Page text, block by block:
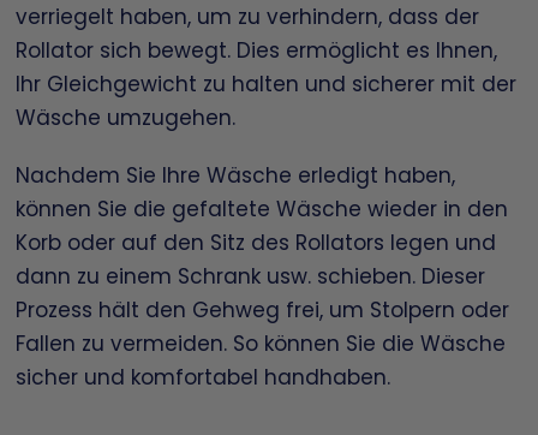
verriegelt haben, um zu verhindern, dass der
Rollator sich bewegt. Dies ermöglicht es Ihnen,
Ihr Gleichgewicht zu halten und sicherer mit der
Wäsche umzugehen.
Nachdem Sie Ihre Wäsche erledigt haben,
können Sie die gefaltete Wäsche wieder in den
Korb oder auf den Sitz des Rollators legen und
dann zu einem Schrank usw. schieben. Dieser
Prozess hält den Gehweg frei, um Stolpern oder
Fallen zu vermeiden. So können Sie die Wäsche
sicher und komfortabel handhaben.